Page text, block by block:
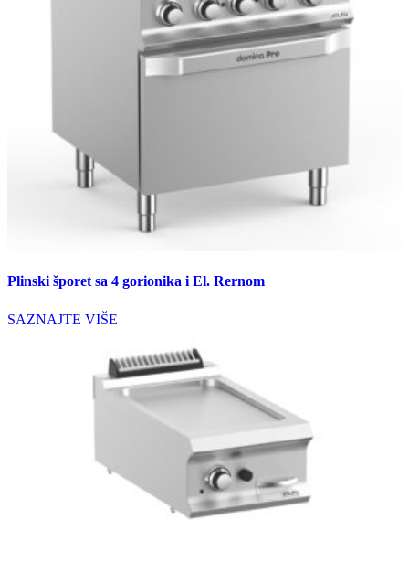
Plinski šporet sa 4 gorionika i El. Rernom
SAZNAJTE VIŠE